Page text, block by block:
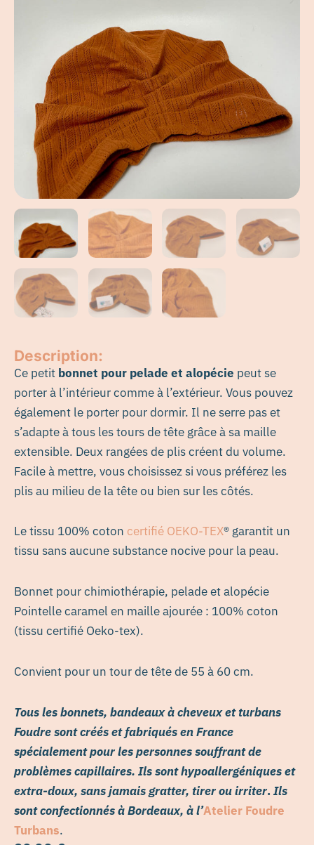
Description:
Ce petit bonnet pour pelade et alopécie peut se
porter à l’intérieur comme à l’extérieur. Vous pouvez
également le porter pour dormir. Il ne serre pas et
s’adapte à tous les tours de tête grâce à sa maille
extensible. Deux rangées de plis créent du volume.
Facile à mettre, vous choisissez si vous préférez les
plis au milieu de la tête ou bien sur les côtés.
Le tissu 100% coton certifié OEKO-TEX® garantit un
tissu sans aucune substance nocive pour la peau.
Bonnet pour chimiothérapie, pelade et alopécie
Pointelle caramel en maille ajourée : 100% coton
(tissu certifié Oeko-tex).
Convient pour un tour de tête de 55 à 60 cm.
Tous les bonnets, bandeaux à cheveux et turbans
Foudre sont créés et fabriqués en France
spécialement pour les personnes souffrant de
problèmes capillaires. Ils sont hypoallergéniques et
extra-doux, sans jamais gratter, tirer ou irriter.Ils
sont confectionnés à Bordeaux, à l’Atelier Foudre
Turbans.